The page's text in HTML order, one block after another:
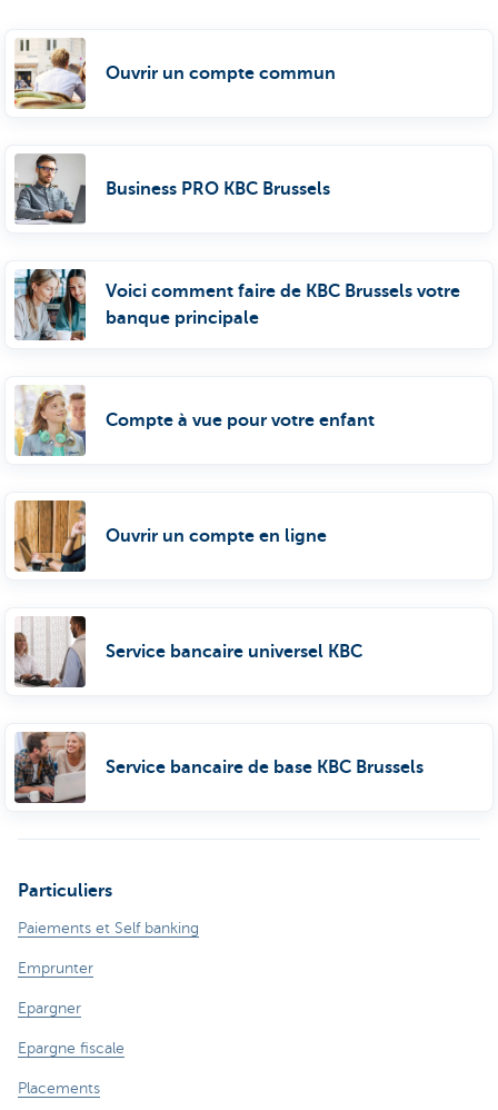
Ouvrir un compte commun
Business PRO KBC Brussels
Voici comment faire de KBC Brussels votre
banque principale
Compte à vue pour votre enfant
Ouvrir un compte en ligne
Service bancaire universel KBC
Service bancaire de base KBC Brussels
Particuliers
Paiements et Self banking
Emprunter
Epargner
Epargne fiscale
Placements